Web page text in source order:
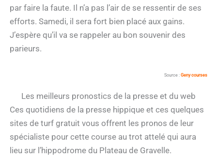
par faire la faute. Il n’a pas l’air de se ressentir de ses
efforts. Samedi, il sera fort bien placé aux gains.
J’espère qu’il va se rappeler au bon souvenir des
parieurs.
Source : Geny courses
Les meilleurs pronostics de la presse et du web
Ces quotidiens de la presse hippique et ces quelques
sites de turf gratuit vous offrent les pronos de leur
spécialiste pour cette course au trot attelé qui aura
lieu sur l’hippodrome du Plateau de Gravelle.